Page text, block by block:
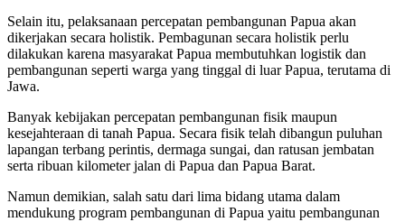
Selain itu, pelaksanaan percepatan pembangunan Papua akan
dikerjakan secara holistik. Pembagunan secara holistik perlu
dilakukan karena masyarakat Papua membutuhkan logistik dan
pembangunan seperti warga yang tinggal di luar Papua, terutama di
Jawa.
Banyak kebijakan percepatan pembangunan fisik maupun
kesejahteraan di tanah Papua. Secara fisik telah dibangun puluhan
lapangan terbang perintis, dermaga sungai, dan ratusan jembatan
serta ribuan kilometer jalan di Papua dan Papua Barat.
Namun demikian, salah satu dari lima bidang utama dalam
mendukung program pembangunan di Papua yaitu pembangunan